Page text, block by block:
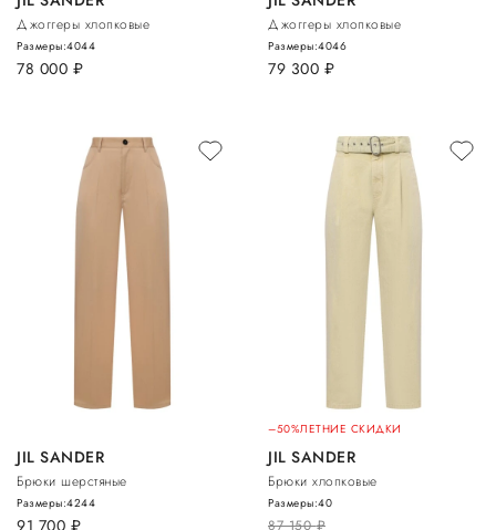
Джоггеры хлопковые
78 000 руб.
Размеры:4044
Джоггеры хлопковые
79 300 руб.
Размеры:4046
JIL SANDER
Брюки шерстяные
91 700 руб.
Размеры:4244
–50%ЛЕТНИЕ СКИДКИ
JIL SANDER
Брюки хлопковые
87 150руб.
Размеры:40